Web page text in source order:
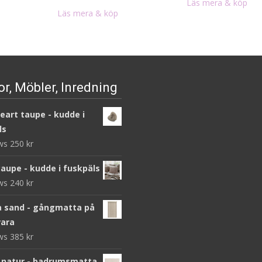
priset priset
Läs mera & köp
Läs mera & köp
Möbler, Inredning
taupe - kudde i
250 kr
- kudde i fuskpäls
240 kr
sand - gångmatta på
385 kr